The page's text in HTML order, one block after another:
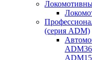
(серия ADM)